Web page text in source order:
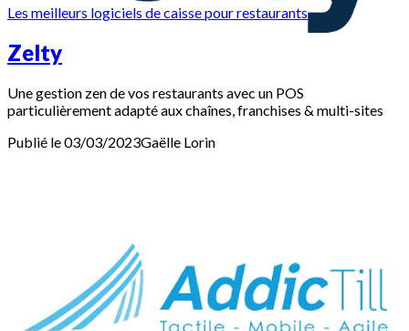
Les meilleurs logiciels de caisse pour restaurants
Zelty
Une gestion zen de vos restaurants avec un POS
particulièrement adapté aux chaînes, franchises & multi-sites
Publié le 03/03/2023Gaëlle Lorin